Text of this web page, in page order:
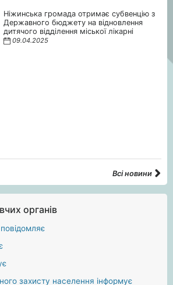
Ніжинська громада отримає субвенцію з
Державного бюджету на відновлення
дитячого відділення міської лікарні
09.04.2025
Всі новини
органів
захисту населення інформує